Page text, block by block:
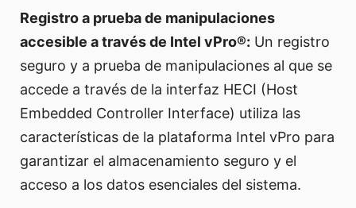
Registro a prueba de manipulaciones
accesible a través de Intel vPro®: Un registro
seguro y a prueba de manipulaciones al que se
accede a través de la interfaz HECI (Host
Embedded Controller Interface) utiliza las
características de la plataforma Intel vPro para
garantizar el almacenamiento seguro y el
acceso a los datos esenciales del sistema.